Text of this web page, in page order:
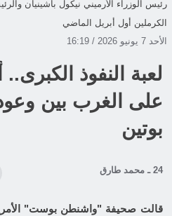
رئيس الوزراء الأرميني نيكول باشينيان
الكرملين أول أبريل الماضي
الأحد 7 يونيو 2026 / 16:19
لعبة النفوذ الكبرى..
على الغرب بين
بوتين
24 ـ محمد طارق
قالت صحيفة "واشنطن بوست"